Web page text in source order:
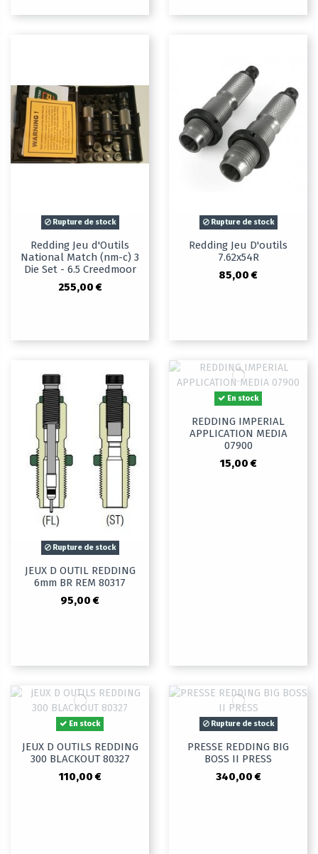
Rupture de stock
Redding Jeu d'Outils
National Match (nm-c) 3
Die Set - 6.5 Creedmoor
255,00 €
Rupture de stock
Redding Jeu D'outils
7.62x54R
85,00 €
Rupture de stock
JEUX D OUTIL REDDING
6mm BR REM 80317
95,00 €
En stock
REDDING IMPERIAL
APPLICATION MEDIA
07900
15,00 €
En stock
JEUX D OUTILS REDDING
300 BLACKOUT 80327
110,00 €
Rupture de stock
PRESSE REDDING BIG
BOSS II PRESS
340,00 €